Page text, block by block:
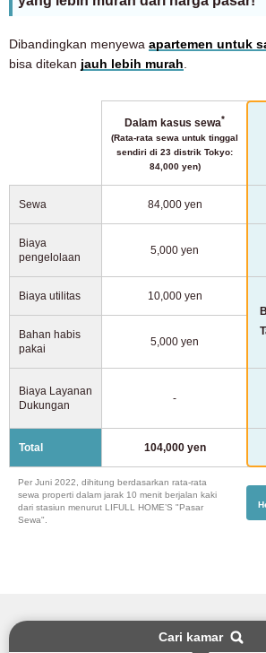
Dibandingkan menyewa apartemen untuk
bisa ditekan jauh lebih murah
Dalam kasus sewa*
(Rata-rata sewa untuk tinggal
sendiri di 23 distrik Tokyo:
84,000 yen)
Sewa 84,000 yen
Biaya
pengelolaan
5,000 yen
Biaya utilitas
10,000 yen
Bahan habis
pakai
5,000 yen
Biaya Layanan
Dukungan
-
Total 104,000 yen
Per Juni 2022, dihitung berdasarkan rata-rata
sewa properti dalam jarak 10 menit berjalan kaki
dari stasiun menurut LIFULL HOME’S "Pasar
Sewa".
Cari kamar